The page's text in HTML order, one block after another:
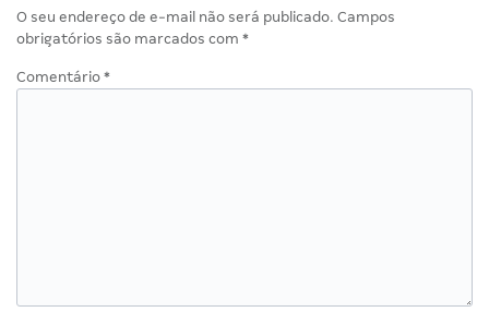
O seu endereço de e-mail não será publicado. Campos
obrigatórios são marcados com *
Comentário *